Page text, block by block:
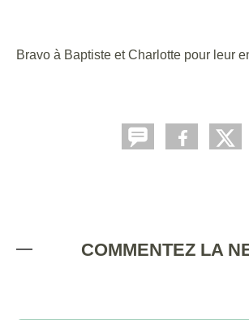
Bravo à Baptiste et Charlotte pour leur
COMMENTEZ LA